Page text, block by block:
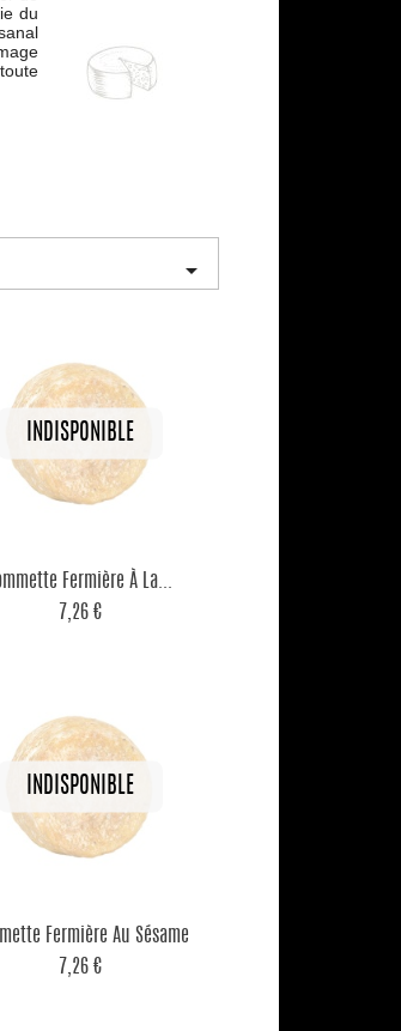
du

Aperçu rapide
Fermière À La...
7,26 €
Aperçu rapide
Fermière Au Sésame
7,26 €